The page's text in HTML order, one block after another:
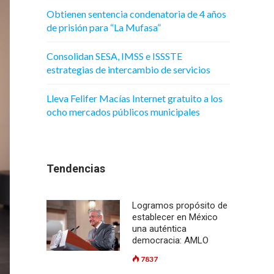
Obtienen sentencia condenatoria de 4 años
de prisión para “La Mufasa”
Consolidan SESA, IMSS e ISSSTE
estrategias de intercambio de servicios
Lleva Felifer Macías Internet gratuito a los
ocho mercados públicos municipales
Tendencias
Logramos propósito de
establecer en México
una auténtica
democracia: AMLO
7837